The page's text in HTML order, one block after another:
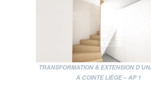
TRANSFORMATION & EXTENSION
À COINTE LIÈGE– AP 1